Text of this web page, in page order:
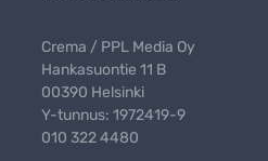
Crema / PPL Media Oy
Hankasuontie 11 B
00390 Helsinki
Y-tunnus: 1972419-9
010 322 4480